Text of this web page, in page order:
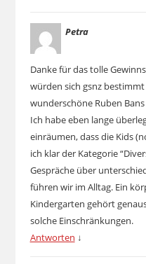
Petra
Danke für das tolle
würden sich gsnz
wunderschöne Ruben
Ich habe eben lange
einräumen, dass die Kids
ich klar der Kategorie
Gespräche über
führen wir im Alltag. Ein
Kindergarten gehört
solche Einschränkungen.
Antworten ↓